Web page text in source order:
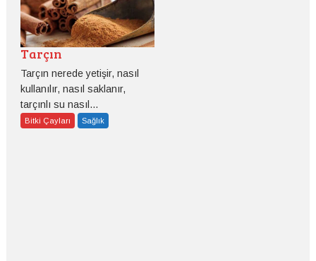
Tarçın
Tarçın nerede yetişir, nasıl
kullanılır, nasıl saklanır,
tarçınlı su nasıl...
Bitki Çayları Sağlık